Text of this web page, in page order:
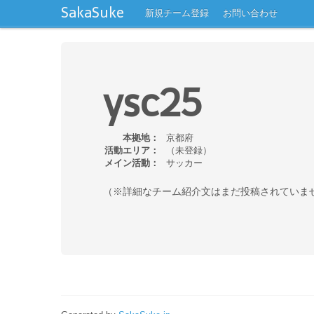
SakaSuke 新規チーム登録 お問い合わせ
ysc25
本拠地：
京都府
活動エリア：
（未登録）
メイン活動：
サッカー
（※詳細なチーム紹介文はまだ投稿されていま